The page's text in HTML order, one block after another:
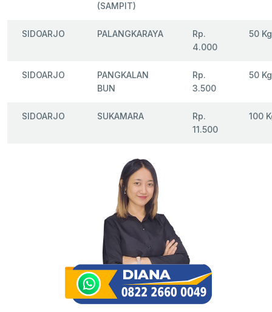
(SAMPIT)
SIDOARJO PALANGKARAYA
Rp.
4.000
50 Kg
SIDOARJO
PANGKALAN
BUN
Rp.
3.500
50 Kg
SIDOARJO SUKAMARA
Rp.
11.500
100